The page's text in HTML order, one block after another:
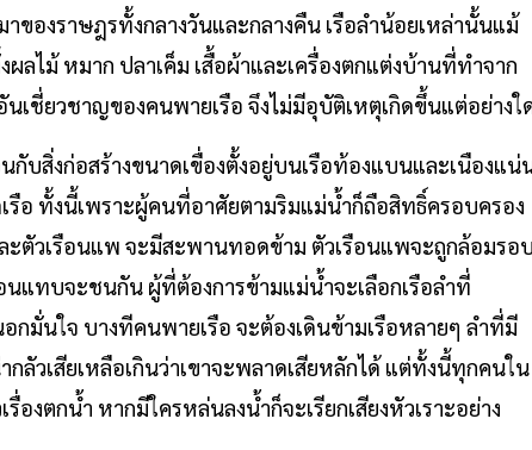
ของราษฎรทั้งกลางวันและกลางคืน เรือลำน้อยเหล่านั้นแม้
ลไม้ หมาก ปลาเค็ม เสื้อผ้าและเครื่องตกแต่งบ้านที่ทำจาก
เชี่ยวชาญของคนพายเรือ จึงไม่มีอุบัติเหตุเกิดขึ้นแต่อย่างใ
บสิ่งก่อสร้างขนาดเขื่องตั้งอยู่บนเรือท้องแบนและเนืองแน่
รือ ทั้งนี้เพราะผู้คนที่อาศัยตามริมแม่น้ำก็ถือสิทธิ์ครอบครอง
ตัวเรือนแพ จะมีสะพานทอดข้าม ตัวเรือนแพจะถูกล้อมรอบ
ทบจะชนกัน ผู้ที่ต้องการข้ามแม่น้ำจะเลือกเรือลำที่
กมั่นใจ บางทีคนพายเรือ จะต้องเดินข้ามเรือหลายๆ ลำที่มี
ลัวเสียเหลือเกินว่าเขาจะพลาดเสียหลักได้ แต่ทั้งนี้ทุกคนใน
องตกน้ำ หากมีใครหล่นลงน้ำก็จะเรียกเสียงหัวเราะอย่าง